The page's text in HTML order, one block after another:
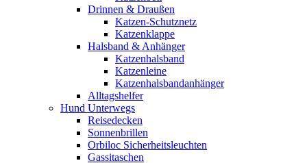
Drinnen & Draußen
Katzen-Schutznetz
Katzenklappe
Halsband & Anhänger
Katzenhalsband
Katzenleine
Katzenhalsbandanhänger
Alltagshelfer
Hund Unterwegs
Reisedecken
Sonnenbrillen
Orbiloc Sicherheitsleuchten
Gassitaschen